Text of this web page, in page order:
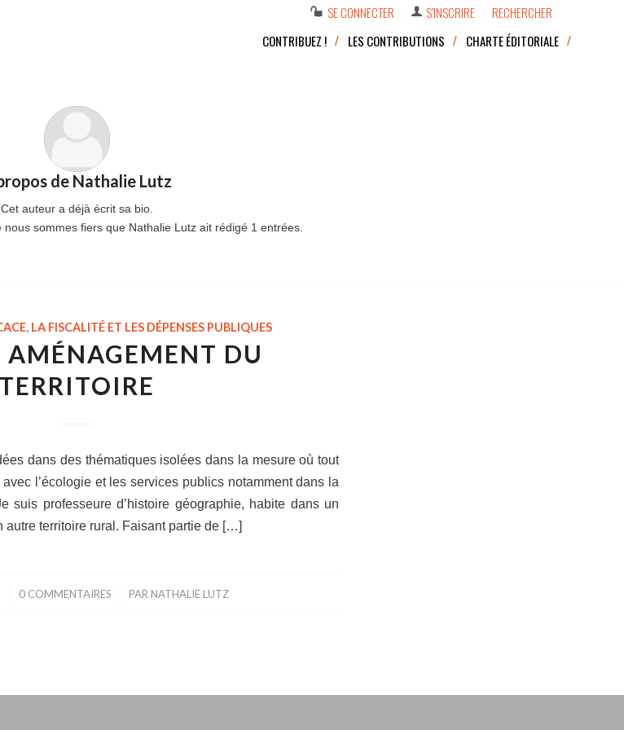
SE CONNECTER S’INSCRIRE
RECHERCHER
CONTRIBUEZ !
LES CONTRIBUTIONS CHARTE ÉDITORIALE
de Nathalie Lutz
Cet auteur a déjà écrit sa bio.
nous sommes fiers que Nathalie Lutz ait rédigé 1 entrées.
, LA FISCALITÉ ET LES DÉPENSES PUBLIQUES
DU
TERRITOIRE
dans des thématiques isolées dans la mesure où tout
l’écologie et les services publics notamment dans la
suis professeure d’histoire géographie, habite dans un
autre territoire rural. Faisant partie de […]
0 COMMENTAIRES
/ PAR NATHALIE LUTZ